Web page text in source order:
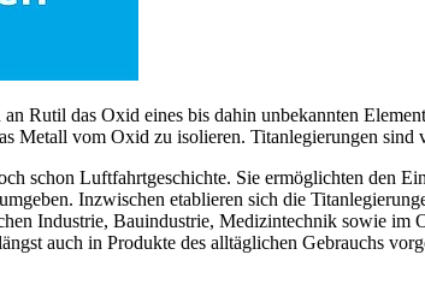
Rutil das Oxid eines bis dahin unbekannten
Metall vom Oxid zu isolieren. Titanlegierungen
schon Luftfahrtgeschichte. Sie ermöglichten den
Inzwischen etablieren sich die
Industrie, Bauindustrie, Medizintechnik sowie
auch in Produkte des alltäglichen Gebrauchs